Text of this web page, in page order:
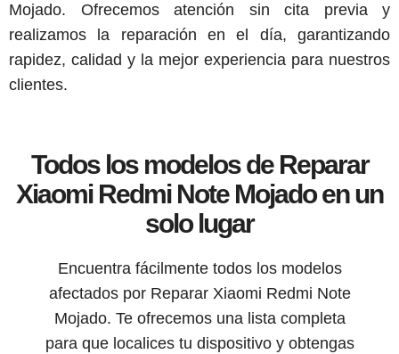
Mojado. Ofrecemos atención sin cita previa y
realizamos la reparación en el día, garantizando
rapidez, calidad y la mejor experiencia para nuestros
clientes.
Todos los modelos de Reparar
Xiaomi Redmi Note Mojado en un
solo lugar
Encuentra fácilmente todos los modelos
afectados por Reparar Xiaomi Redmi Note
Mojado. Te ofrecemos una lista completa
para que localices tu dispositivo y obtengas